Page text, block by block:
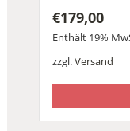
€179,00
Enthält 19%
zzgl.Versand